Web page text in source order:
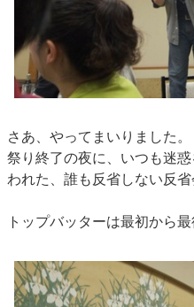
さあ、やってまいりました。
祭り終了の夜に、いつも迷
われた、誰も反省しない反省
トップバッターは最初から